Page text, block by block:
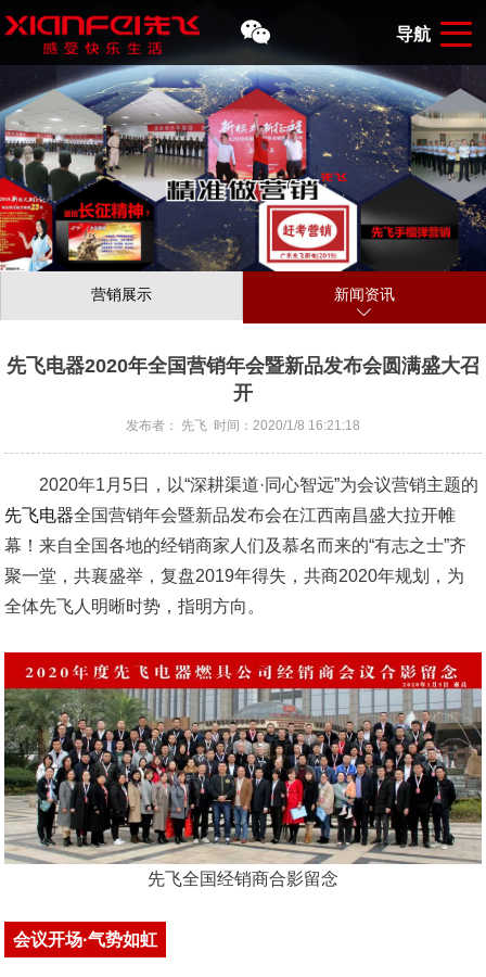
导航
营销展示 新闻资讯
先飞电器2020年全国营销年会暨新品发布会圆满盛大召
开
发布者： 先飞 时间：2020/1/8 16:21:18
2020年1月5日，以“深耕渠道·同心智远”为会议营销主题的
先飞电器全国营销年会暨新品发布会在江西南昌盛大拉开帷
幕！来自全国各地的经销商家人们及慕名而来的“有志之士”齐
聚一堂，共襄盛举，复盘2019年得失，共商2020年规划，为
全体先飞人明晰时势，指明方向。
先飞全国经销商合影留念
会议开场·气势如虹